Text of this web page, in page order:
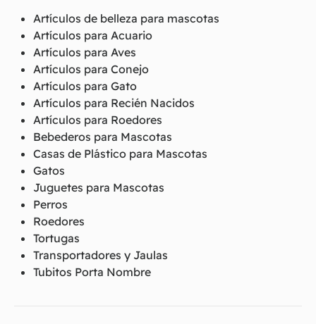
Artículos de belleza para mascotas
Artículos para Acuario
Artículos para Aves
Artículos para Conejo
Artículos para Gato
Artículos para Recién Nacidos
Artículos para Roedores
Bebederos para Mascotas
Casas de Plástico para Mascotas
Gatos
Juguetes para Mascotas
Perros
Roedores
Tortugas
Transportadores y Jaulas
Tubitos Porta Nombre